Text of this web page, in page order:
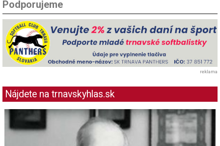
Podporujeme
reklama
Nájdete na trnavskyhlas.sk